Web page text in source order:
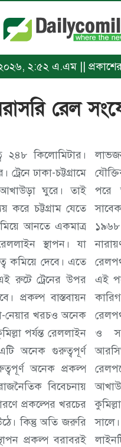
২০২৬, ২:৫২ এ.এম ||
রেল
২৪৮ কিলোমিটার।
ঢাকা-চট্টগ্রামে
ঘুরে। তাই
করে চট্টগ্রাম যেতে
আনতে একমাত্র
স্থাপন। যা
কমিয়ে দেবে। এতে
রুটে ট্রেনের উপর
প্রকল্প বাস্তবায়ন
নেয়ার খরচও অনেক
পর্যন্ত রেললাইন
অনেক গুরুত্বপূর্ণ
অনেক প্রকল্প
বিবেচনায়
প্রকল্পের খরচের
কিন্তু অতি জরুরি
প্রকল্প বরাবরই
পরে
১৯৬৮
এই
ও